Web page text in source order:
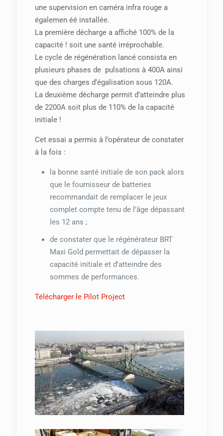
une supervision en caméra infra rouge a
égalemen éé installée.
La première décharge a affiché 100% de la
capacité ! soit une santé irréprochable.
Le cycle de régénération lancé consista en
plusieurs phases de pulsations à 400A ainsi
que des charges d’égalisation sous 120A.
La deuxième décharge permit d’atteindre plus
de 2200A soit plus de 110% de la capacité
initiale !
Cet essai a permis à l’opérateur de constater
à la fois :
la bonne santé initiale de son pack alors
que le fournisseur de batteries
recommandait de remplacer le jeux
complet compte tenu de l’âge dépassant
les 12 ans ;
de constater que le régénérateur BRT
Maxi Gold permettait de dépasser la
capacité initiale et d’atteindre des
sommes de performances.
Télécharger le Pilot Project